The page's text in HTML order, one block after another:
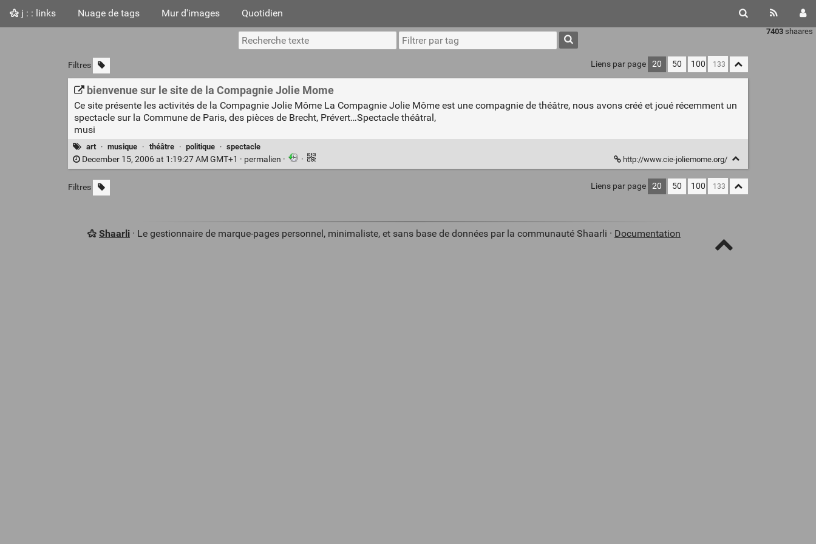
j : : links Nuage de tags Mur d'images Quotidien
7403 shaares
Filtres Liens par page 20 50 100
bienvenue sur le site de la Compagnie Jolie Mome
Ce site présente les activités de la Compagnie Jolie Môme La Compagnie Jolie Môme est une compagnie de théâtre, nous avons créé et joué récemment un
spectacle sur la Commune de Paris, des pièces de Brecht, Prévert…Spectacle théâtral,
musi
art · musique · théâtre · politique · spectacle
December 15, 2006 at 1:19:27 AM GMT+1 · permalien · · http://www.cie-joliemome.org/
Filtres Liens par page 20 50 100
Shaarli· Le gestionnaire de marque-pages personnel, minimaliste, et sans base de données par la communauté Shaarli · Documentation